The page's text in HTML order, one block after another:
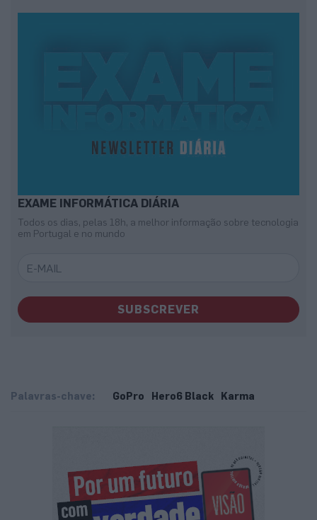
EXAME INFORMÁTICA DIÁRIA
Todos os dias, pelas 18h, a melhor informação sobre tecnologia
em Portugal e no mundo
SUBSCREVER
Palavras-chave: GoPro Hero6 Black Karma